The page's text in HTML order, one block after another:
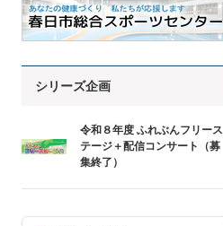
シリーズ企画
令和８年度 ふれぶんフリース
テージ＋配信コンサート（募
集終了）